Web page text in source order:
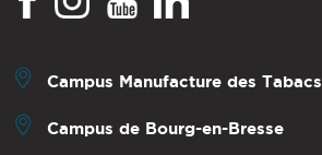
Campus Manufacture des Tabacs
Campus de Bourg-en-Bresse